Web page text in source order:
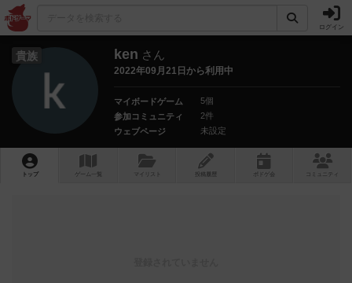
ログイン
貴族 ken さん
2022年09月21日から利用中
マイボードゲーム
5個
参加コミュニティ
2件
ウェブページ
未設定
トップ ゲーム一覧 マイリスト 投稿履歴 ボ ドゲ コミュニティ